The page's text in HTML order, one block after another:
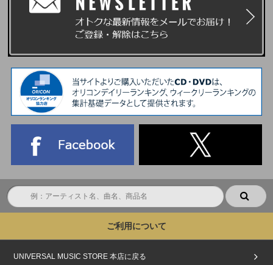
ご利用について
UNIVERSAL MUSIC STORE 本店に戻る